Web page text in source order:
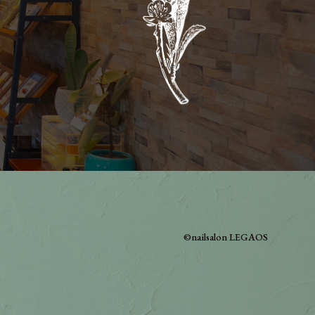
©︎nailsalon LEGAOS